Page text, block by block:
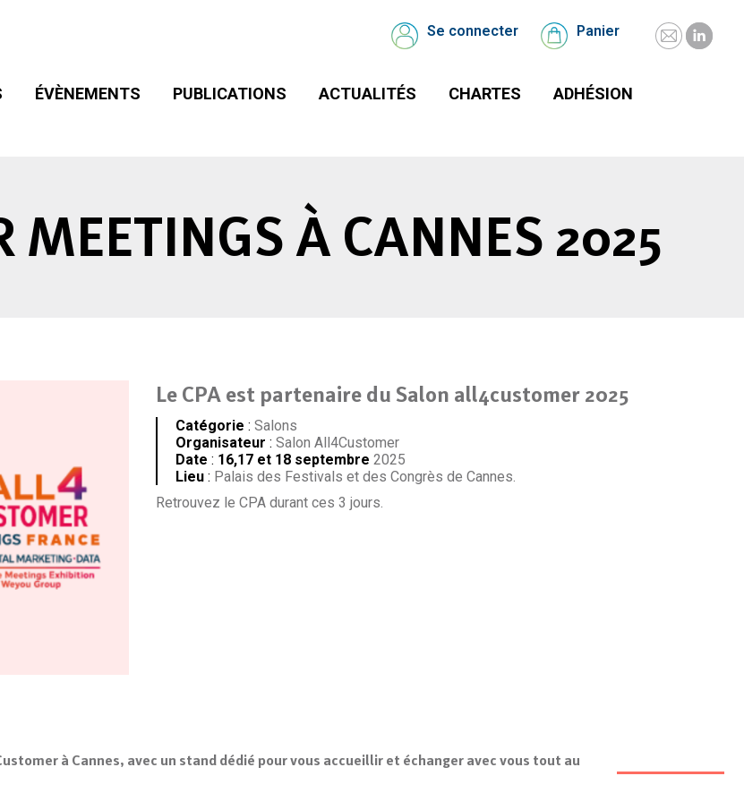
Mail
Se connecter Panier
ÉVÈNEMENTS PUBLICATIONS ACTUALITÉS CHARTES ADHÉSION
MEETINGS À CANNES 2025
Le CPA est partenaire du Salon all4customer 2025
Catégorie : Salons
Organisateur : Salon All4Customer
Date : 16,17 et 18 septembre 2025
Lieu : Palais des Festivals et des Congrès de Cannes.
Retrouvez le CPA durant ces 3 jours.
à Cannes, avec un stand dédié pour vous accueillir et échanger avec vous tout au
ACTUALITÉS CHARTES
Panier